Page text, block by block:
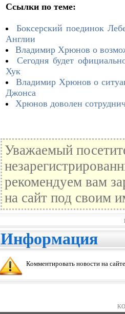
Ссылки по теме:
Боксерский поединок
Англии
Владимир Хрюнов о
Сегодня будет
Хук
Владимир Хрюнов о
Джонса
Хрюнов доволен
Уважаемый
рекомендуем вам
на сайт под своим
Информация
Комментировать новости на